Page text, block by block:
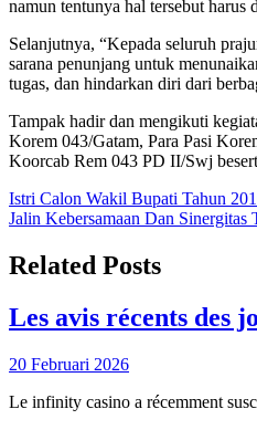
namun tentunya hal tersebut harus
Selanjutnya, “Kepada seluruh
sarana penunjang untuk
tugas, dan hindarkan diri dari
Tampak hadir dan mengikuti
Korem 043/Gatam, Para Pasi
Koorcab Rem 043 PD II/Swj
Navigasi
pos
Istri Calon Wakil Bupati Tahun
Jalin Kebersamaan Dan
Related Posts
Les avis récents des
20 Februari 2026
Le infinity casino a récemment